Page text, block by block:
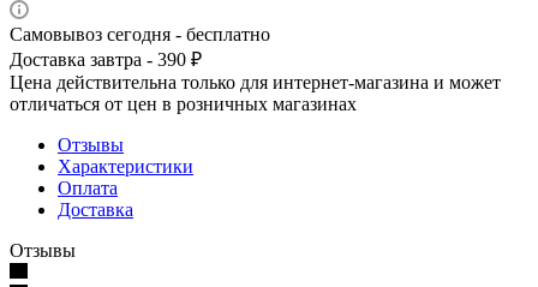
Самовывоз сегодня - бесплатно
Доставка завтра - 390 ₽
Цена действительна только для интернет-магазина и может
отличаться от цен в розничных магазинах
Отзывы
Характеристики
Оплата
Доставка
Отзывы